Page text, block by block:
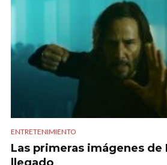
ENTRETENIMIENTO
Las primeras imágenes de
llegado